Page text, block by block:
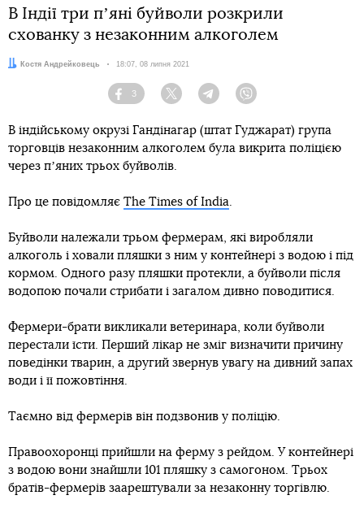
В Індії три пʼяні буйволи розкрили
схованку з незаконним алкоголем
Автор:Костя Андрейковець Дата:
18:07, 08 липня 2021
Facebook
3
Twitter TelegramViber
В індійському окрузі Гандінагар (штат Гуджарат) група
торговців незаконним алкоголем була викрита поліцією
через пʼяних трьох буйволів.
Про це повідомляє The Times of India.
Буйволи належали трьом фермерам, які виробляли
алкоголь і ховали пляшки з ним у контейнері з водою і під
кормом. Одного разу пляшки протекли, а буйволи після
водопою почали стрибати і загалом дивно поводитися.
Фермери-брати викликали ветеринара, коли буйволи
перестали їсти. Перший лікар не зміг визначити причину
поведінки тварин, а другий звернув увагу на дивний запах
води і її пожовтіння.
Таємно від фермерів він подзвонив у поліцію.
Правоохоронці прийшли на ферму з рейдом. У контейнері
з водою вони знайшли 101 пляшку з самогоном. Трьох
братів-фермерів заарештували за незаконну торгівлю.